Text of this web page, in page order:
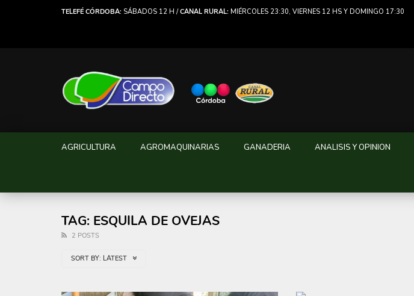
TELEFÉ CÓRDOBA: SÁBADOS 12 H /CANAL RURAL: MIÉRCOLES 23:30, VIERNES 12 HS Y DOMINGO 17:30
AGRICULTURA AGROMAQUINARIAS GANADERIA ANALISIS Y OPINION
TAG: ESQUILA DE OVEJAS
2 POSTS
SORT BY: LATEST